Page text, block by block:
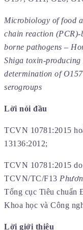
Microbiology of food
chain reaction (PCR)-
borne pathogens –
Shiga toxin-
determination of
serogroups
Lời nói đầu
TCVN 10781:2015
13136:2012;
TCVN 10781:2015
TCVN/TC/F13
Tổng cục Tiêu chuẩn
Khoa học và Công
Lời giới thiệu